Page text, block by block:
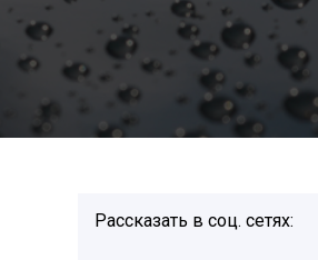
Рассказать в соц. сетях: